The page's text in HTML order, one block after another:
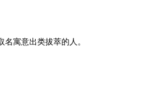
寓意出类拔萃的人。